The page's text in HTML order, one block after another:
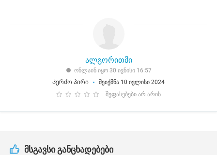
ალგორითმი
ონლაინ იყო 30 ივნისი 16:57
Კერძო პირი
შეიქმნა 10 ივლისი 2024
შეფასებები არ არის
მსგავსი განცხადებები